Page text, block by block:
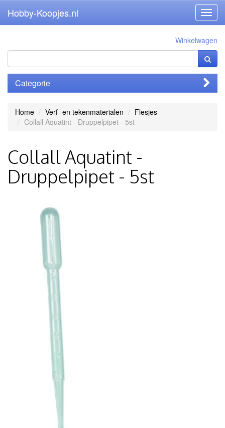
Hobby-Koopjes.nl
Winkelwagen
Categorie
Home Verf- en tekenmaterialen
Flesjes
Collall Aquatint - Druppelpipet - 5st
Collall Aquatint -
Druppelpipet - 5st